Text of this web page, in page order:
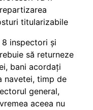
titularizabile
8 inspectori și
să returneze
bani acordați
navetei, timp de
general,
aceea nu